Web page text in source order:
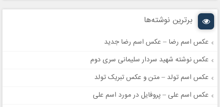
برترین نوشته‌ها
عکس اسم رضا – عکس اسم رضا جدید
عکس نوشته شهید سردار سلیمانی سری دوم
عکس اسم تولد – متن و عکس تبریک تولد
عکس اسم علی – پروفایل در مورد اسم علی